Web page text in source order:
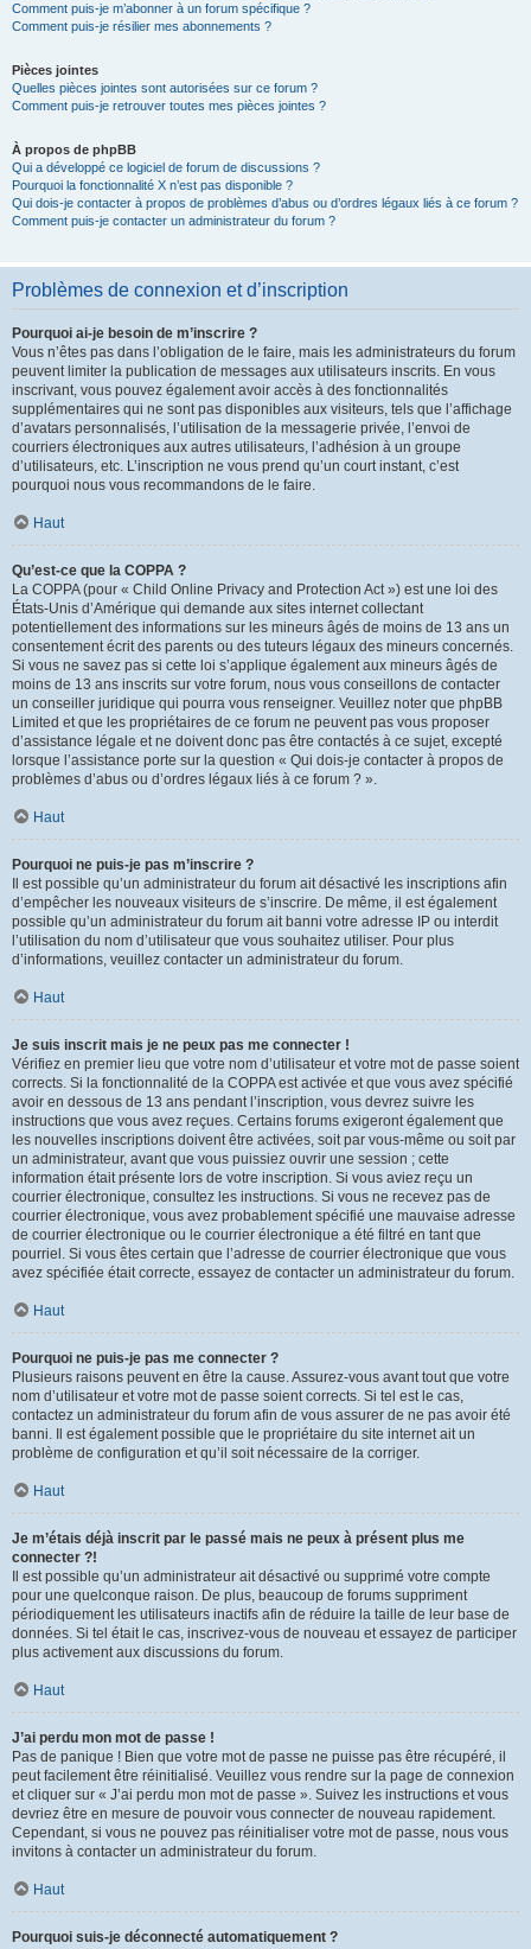
Comment puis-je m’abonner à un forum spécifique ?
Comment puis-je résilier mes abonnements ?
Pièces jointes
Quelles pièces jointes sont autorisées sur ce forum ?
Comment puis-je retrouver toutes mes pièces jointes ?
À propos de phpBB
Qui a développé ce logiciel de forum de discussions ?
Pourquoi la fonctionnalité X n’est pas disponible ?
Qui dois-je contacter à propos de problèmes d’abus ou d’ordres légaux liés à ce forum ?
Comment puis-je contacter un administrateur du forum ?
Problèmes de connexion et d’inscription
Pourquoi ai-je besoin de m’inscrire ?
Vous n’êtes pas dans l’obligation de le faire, mais les administrateurs du forum
peuvent limiter la publication de messages aux utilisateurs inscrits. En vous
inscrivant, vous pouvez également avoir accès à des fonctionnalités
supplémentaires qui ne sont pas disponibles aux visiteurs, tels que l’affichage
d’avatars personnalisés, l’utilisation de la messagerie privée, l’envoi de
courriers électroniques aux autres utilisateurs, l’adhésion à un groupe
d’utilisateurs, etc. L’inscription ne vous prend qu’un court instant, c’est
pourquoi nous vous recommandons de le faire.
Haut
Qu’est-ce que la COPPA ?
La COPPA (pour « Child Online Privacy and Protection Act ») est une loi des
États-Unis d’Amérique qui demande aux sites internet collectant
potentiellement des informations sur les mineurs âgés de moins de 13 ans un
consentement écrit des parents ou des tuteurs légaux des mineurs concernés.
Si vous ne savez pas si cette loi s’applique également aux mineurs âgés de
moins de 13 ans inscrits sur votre forum, nous vous conseillons de contacter
un conseiller juridique qui pourra vous renseigner. Veuillez noter que phpBB
Limited et que les propriétaires de ce forum ne peuvent pas vous proposer
d’assistance légale et ne doivent donc pas être contactés à ce sujet, excepté
lorsque l’assistance porte sur la question « Qui dois-je contacter à propos de
problèmes d’abus ou d’ordres légaux liés à ce forum ? ».
Haut
Pourquoi ne puis-je pas m’inscrire ?
Il est possible qu’un administrateur du forum ait désactivé les inscriptions afin
d’empêcher les nouveaux visiteurs de s’inscrire. De même, il est également
possible qu’un administrateur du forum ait banni votre adresse IP ou interdit
l’utilisation du nom d’utilisateur que vous souhaitez utiliser. Pour plus
d’informations, veuillez contacter un administrateur du forum.
Haut
Je suis inscrit mais je ne peux pas me connecter !
Vérifiez en premier lieu que votre nom d’utilisateur et votre mot de passe soient
corrects. Si la fonctionnalité de la COPPA est activée et que vous avez spécifié
avoir en dessous de 13 ans pendant l’inscription, vous devrez suivre les
instructions que vous avez reçues. Certains forums exigeront également que
les nouvelles inscriptions doivent être activées, soit par vous-même ou soit par
un administrateur, avant que vous puissiez ouvrir une session ; cette
information était présente lors de votre inscription. Si vous aviez reçu un
courrier électronique, consultez les instructions. Si vous ne recevez pas de
courrier électronique, vous avez probablement spécifié une mauvaise adresse
de courrier électronique ou le courrier électronique a été filtré en tant que
pourriel. Si vous êtes certain que l’adresse de courrier électronique que vous
avez spécifiée était correcte, essayez de contacter un administrateur du forum.
Haut
Pourquoi ne puis-je pas me connecter ?
Plusieurs raisons peuvent en être la cause. Assurez-vous avant tout que votre
nom d’utilisateur et votre mot de passe soient corrects. Si tel est le cas,
contactez un administrateur du forum afin de vous assurer de ne pas avoir été
banni. Il est également possible que le propriétaire du site internet ait un
problème de configuration et qu’il soit nécessaire de la corriger.
Haut
Je m’étais déjà inscrit par le passé mais ne peux à présent plus me
connecter ?!
Il est possible qu’un administrateur ait désactivé ou supprimé votre compte
pour une quelconque raison. De plus, beaucoup de forums suppriment
périodiquement les utilisateurs inactifs afin de réduire la taille de leur base de
données. Si tel était le cas, inscrivez-vous de nouveau et essayez de participer
plus activement aux discussions du forum.
Haut
J’ai perdu mon mot de passe !
Pas de panique ! Bien que votre mot de passe ne puisse pas être récupéré, il
peut facilement être réinitialisé. Veuillez vous rendre sur la page de connexion
et cliquer sur « J’ai perdu mon mot de passe ». Suivez les instructions et vous
devriez être en mesure de pouvoir vous connecter de nouveau rapidement.
Cependant, si vous ne pouvez pas réinitialiser votre mot de passe, nous vous
invitons à contacter un administrateur du forum.
Haut
Pourquoi suis-je déconnecté automatiquement ?